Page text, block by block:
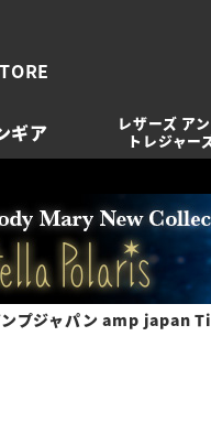
ギア
レザーズ ア
トレジャー
ンプジャパン amp japan